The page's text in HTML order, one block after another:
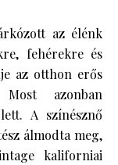
az élénk
fehérekre és
az otthon erős
azonban
A színésznő
álmodta meg,
kaliforniai